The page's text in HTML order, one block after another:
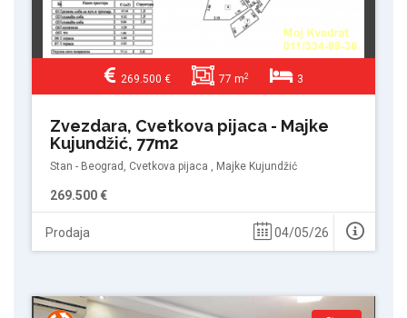
269.500 € 77 m2 3
Zvezdara, Cvetkova pijaca - Majke
Kujundžić, 77m2
Stan - Beograd, Cvetkova pijaca , Majke Kujundžić
269.500 €
Prodaja 04/05/26